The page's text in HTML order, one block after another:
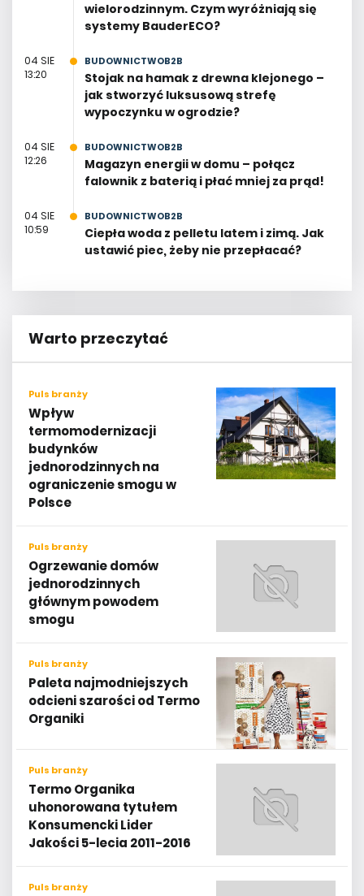
wielorodzinnym. Czym wyróżniają się
systemy BauderECO?
04 SIE
13:20
BUDOWNICTWOB2B
Stojak na hamak z drewna klejonego –
jak stworzyć luksusową strefę
wypoczynku w ogrodzie?
04 SIE
12:26
BUDOWNICTWOB2B
Magazyn energii w domu – połącz
falownik z baterią i płać mniej za prąd!
04 SIE
10:59
BUDOWNICTWOB2B
Ciepła woda z pelletu latem i zimą. Jak
ustawić piec, żeby nie przepłacać?
Warto przeczytać
Puls branży
Wpływ
termomodernizacji
budynków
jednorodzinnych na
ograniczenie smogu w
Polsce
Puls branży
Ogrzewanie domów
jednorodzinnych
głównym powodem
smogu
Puls branży
Paleta najmodniejszych
odcieni szarości od Termo
Organiki
Puls branży
Termo Organika
uhonorowana tytułem
Konsumencki Lider
Jakości 5-lecia 2011-2016
Puls branży